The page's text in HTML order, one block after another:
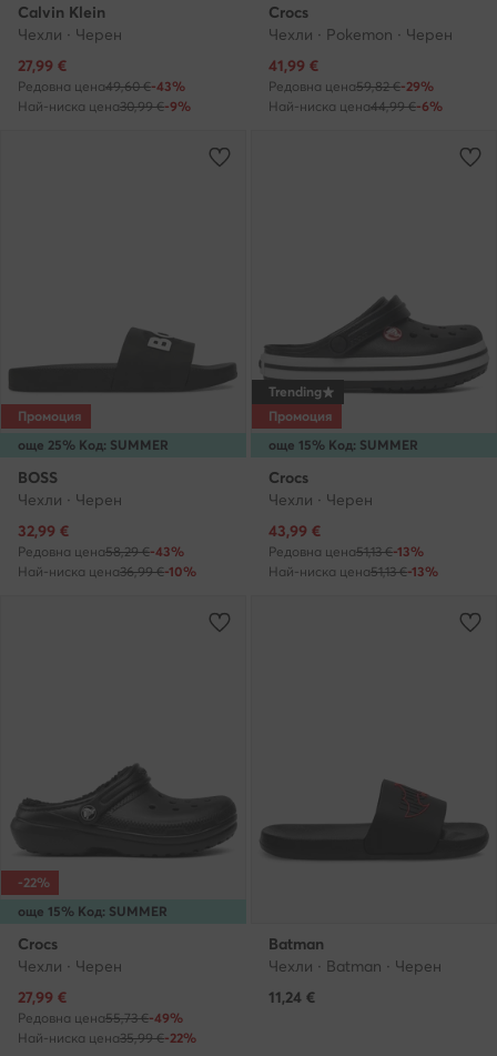
Calvin Klein
Чехли · Черен
Актуална цена
27,99 €
Редовна цена49,60 €-43%
Най-ниска цена30,99 €-9%
Crocs
Чехли · Pokemon · Черен
Актуална цена
41,99 €
Редовна цена59,82 €-29%
Най-ниска цена44,99 €-6%
още 25% Код: SUMMER
Промоция
BOSS
Чехли · Черен
Актуална цена
32,99 €
Редовна цена58,29 €-43%
Най-ниска цена36,99 €-10%
още 15% Код: SUMMER
Trending
Промоция
Crocs
Чехли · Черен
Актуална цена
43,99 €
Редовна цена51,13 €-13%
Най-ниска цена51,13 €-13%
още 15% Код: SUMMER
-22%
Crocs
Чехли · Черен
Актуална цена
27,99 €
Редовна цена55,73 €-49%
Най-ниска цена35,99 €-22%
Batman
Чехли · Batman · Черен
11,24 €